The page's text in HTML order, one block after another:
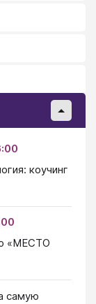
коучинг
«МЕСТО
самую